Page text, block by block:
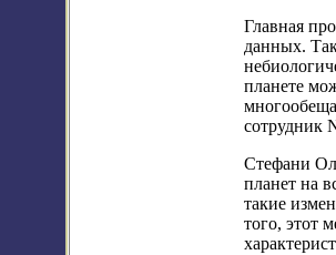
Главная
данных.
планете
сотрудник
Стефани
планет на
такие
того, этот